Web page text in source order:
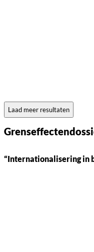
Laad meer resultaten
“Internationalisering in